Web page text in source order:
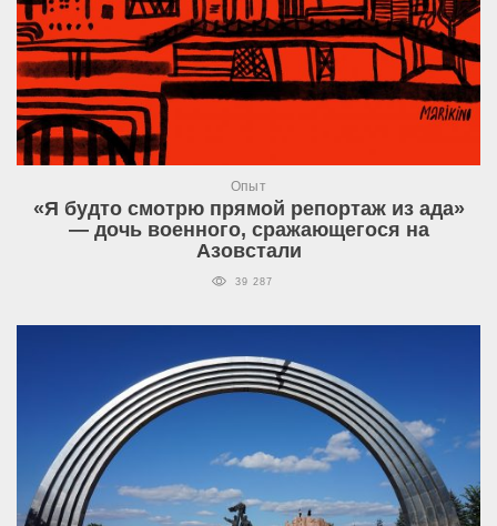
Опыт
«Я будто смотрю прямой репортаж из ада»
— дочь военного, сражающегося на
Азовстали
39 287